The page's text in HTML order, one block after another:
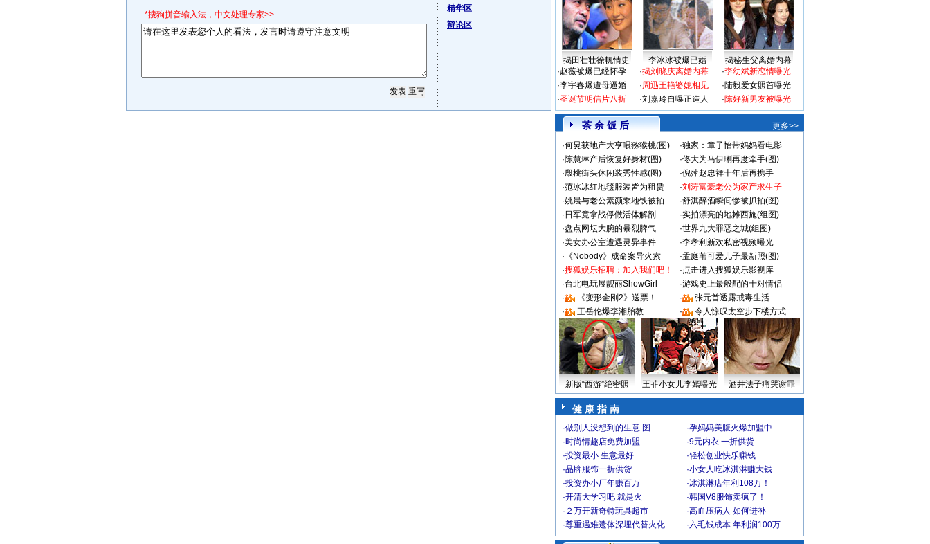
*搜狗拼音输入法，中文处理专家>>
精华区
辩论区
揭田壮壮徐帆情史 李冰冰被爆已婚
揭秘生父离婚内幕
·赵薇被爆已经怀孕
·李宇春爆遭母逼婚
·圣诞节明信片八折
·揭刘晓庆离婚内幕
·周迅王艳婆媳相见
·刘嘉玲自曝正造人
·李幼斌新恋情曝光
·陆毅爱女照首曝光
·陈好新男友被曝光
茶 余 饭 后
更多>>
·何炅获地产大亨喂猕猴桃(图) ·独家：章子怡带妈妈看电影
·陈慧琳产后恢复好身材(图) ·佟大为马伊琍再度牵手(图)
·殷桃街头休闲装秀性感(图) ·倪萍赵忠祥十年后再携手
·范冰冰红地毯服装皆为租赁 ·刘涛富豪老公为家产求生子
·姚晨与老公素颜乘地铁被拍 ·舒淇醉酒瞬间惨被抓拍(图)
· 日军竟拿战俘做活体解剖 ·实拍漂亮的地摊西施(组图)
·盘点网坛大腕的暴烈脾气 ·世界九大罪恶之城(组图)
·美女办公室遭遇灵异事件 ·李孝利新欢私密视频曝光
· 《Nobody》成命案导火索 ·孟庭苇可爱儿子最新照(图)
·搜狐娱乐招聘：加入我们吧！ ·点击进入搜狐娱乐影视库
·台北电玩展靓丽ShowGirl ·游戏史上最般配的十对情侣
·
《变形金刚2》送票！ ·
张元首透露戒毒生活
·
王岳伦爆李湘胎教 · 令人惊叹太空步下楼方式
新版“西游”绝密照 王菲小女儿李嫣曝光 酒井法子痛哭谢罪
健 康 指 南
·做别人没想到的生意 图 ·孕妈妈美腹火爆加盟中
·时尚情趣店免费加盟 ·9元内衣 一折供货
·投资最小 生意最好 ·轻松创业快乐赚钱
·品牌服饰一折供货 ·小女人吃冰淇淋赚大钱
·投资办小厂年赚百万 ·冰淇淋店年利108万！
·开清大学习吧 就是火 ·韩国V8服饰卖疯了！
· ２万开新奇特玩具超市 ·高血压病人 如何进补
·尊重遇难遗体深埋代替火化 ·六毛钱成本 年利润100万